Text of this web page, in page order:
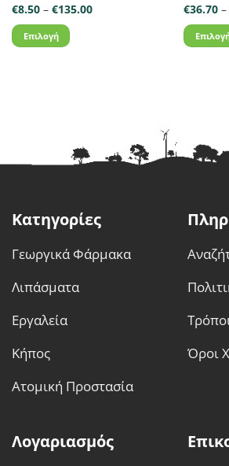
€8.50 – €135.00Price
Επιλογή
να
επιλεγούν
σελίδα
του
προϊόντος
€36.70 –
Οι
να
σελίδα
του
Κατηγορίες
Γεωργικά Φάρμακα
Λιπάσματα
Εργαλεία
Κήπος
Ατομική Προστασία
Όροι
Λογαριασμός